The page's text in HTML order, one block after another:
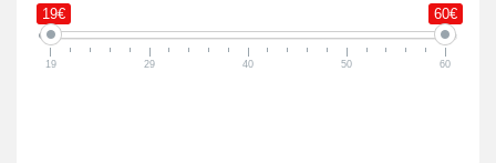
19€ 60€
19 29 40 50 60